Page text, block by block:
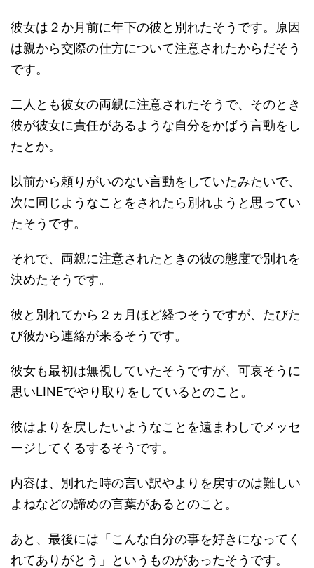
彼女は２か月前に年下の彼と別れたそうです。原因
は親から交際の仕方について注意されたからだそう
です。
二人とも彼女の両親に注意されたそうで、そのとき
彼が彼女に責任があるような自分をかばう言動をし
たとか。
以前から頼りがいのない言動をしていたみたいで、
次に同じようなことをされたら別れようと思ってい
たそうです。
それで、両親に注意されたときの彼の態度で別れを
決めたそうです。
彼と別れてから２ヵ月ほど経つそうですが、たびた
び彼から連絡が来るそうです。
彼女も最初は無視していたそうですが、可哀そうに
思いLINEでやり取りをしているとのこと。
彼はよりを戻したいようなことを遠まわしでメッセ
ージしてくるするそうです。
内容は、別れた時の言い訳やよりを戻すのは難しい
よねなどの諦めの言葉があるとのこと。
あと、最後には「こんな自分の事を好きになってく
れてありがとう」というものがあったそうです。